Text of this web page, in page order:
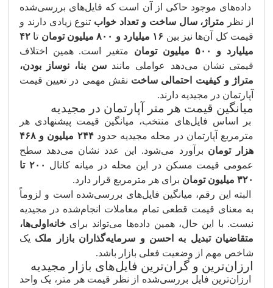
داده‌های موجود حاکی از آن است که فایل‌های بررسی‌شده
از نظر متراژ، سال ساخت و تعداد خواب تنوع زیادی دارند و
قیمت کل آن‌ها نیز بین ۱۶ میلیارد و ۸۰۰ میلیون تومان تا۴۲
میلیارد و ۵۰۰ میلیون تومان
متغیر است. همین اختلاف
قیمتی نشان می‌دهد عواملی مانندسن بنا، نوساز بودن،
متراژ و کیفیت احتمالی ساخت نقش مهمی در تعیین قیمت
آپارتمان در مجیدیه دارند.
میانگین قیمت هر متر آپارتمان در مجیدیه
بر اساس فایل‌های منتخب، میانگین قیمت پیشنهادی هر
مترمربع آپارتمان در محله مجیدیه حدود
۲۴۴ میلیون و ۴۶۸
هزار تومان برآورد می‌شود. این عدد نشان می‌دهد سطح
عمومی قیمت مسکن در این محله در میانه کانال
۲۰۰ تا
۳۲۰ میلیون تومان
برای هر مترمربع قرار دارد.
البته این رقم، میانگین فایل‌های بررسی‌شده است و لزوماً
به معنای قیمت قطعی تمام معاملات انجام‌شده در مجیدیه
نیست. با این حال، همین داده‌ها می‌تواند برایخانه‌اولی‌ها،
متقاضیان تبدیل به احسن و سرمایه‌گذاران بازار ملک یک
شاخص مهم از وضعیت فعلی بازار باشد.
ارزان‌ترین و گران‌ترین فایل‌های بازار مجیدیه
ارزان‌ترین فایل بررسی‌شده از نظر قیمت هر متر، یک واحد